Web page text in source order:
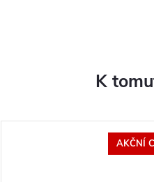
K
AKČNÍ